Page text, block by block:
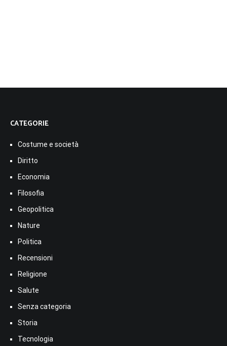
CATEGORIE
Costume e società
Diritto
Economia
Filosofia
Geopolitica
Nature
Politica
Recensioni
Religione
Salute
Senza categoria
Storia
Tecnologia